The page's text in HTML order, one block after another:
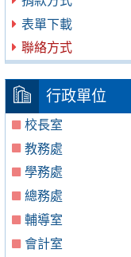
表單下載
聯絡方式
行政單位
校長室
教務處
學務處
總務處
輔導室
會計室